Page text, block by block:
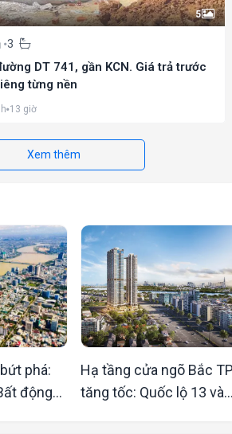
5
3
DT 741, gần KCN. Giá trả trước
từng nền
13 giờ
Xem thêm
phá:
động
Hạ tầng cửa ngõ Bắc
tăng tốc: Quốc lộ 13 và